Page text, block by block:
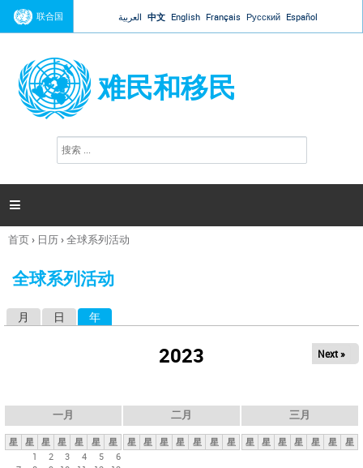
Jump to navigation
联合国 العربية 中文 English Français Русский Español
难民和移民
搜
索

你
这
首页› 日历›全球系列活动
全球系列活动
月 日 年
2023 Next »
一月
星 星 星 星 星 星
星
1
2 3 4 5
6
二月
星 星 星 星 星 星 星
三月
星 星 星 星 星 星 星